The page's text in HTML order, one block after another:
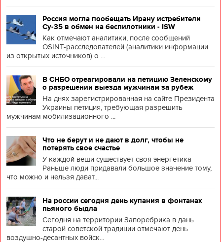
Россия могла пообещать Ирану истребители
Су-35 в обмен на беспилотники - ISW
Как отмечают аналитики, после сообщений
OSINT-расследователей (аналитики информации
из открытых источников) о ...
В СНБО отреагировали на петицию Зеленскому
о разрешении выезда мужчинам за рубеж
На днях зарегистрированная на сайте Президента
Украины петиция, требующая разрешить
мужчинам мобилизационного ...
Что не берут и не дают в долг, чтобы не
потерять свое счастье
У каждой вещи существует своя энергетика
Раньше люди придавали большое значение тому,
что можно и нельзя дават...
На россии сегодня день купания в фонтанах
пьяного быдла
Сегодня на территории Запоребрика в дань
старой советской традиции отмечают день
воздушно-десантных войск...